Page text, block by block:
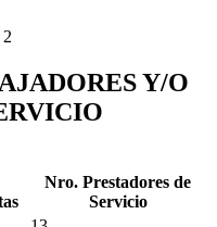
2
Y/O
Nro. Prestadores de
Servicio